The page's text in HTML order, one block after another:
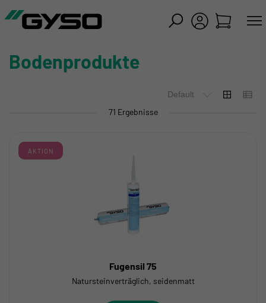
Bodenprodukte
71 Ergebnisse
AKTION
Fugensil 75
Natursteinverträglich, seidenmatt